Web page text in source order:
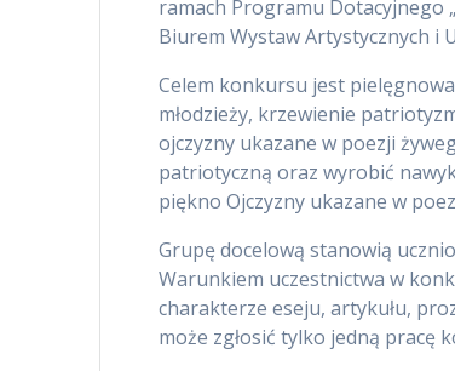
ramach Programu Dotacyjnego
Biurem Wystaw Artystycznych i
Celem konkursu jest
młodzieży, krzewienie
ojczyzny ukazane w poezji
patriotyczną oraz wyrobić
piękno Ojczyzny ukazane w
Grupę docelową stanowią
Warunkiem uczestnictwa w
charakterze eseju, artykułu,
może zgłosić tylko jedną pracę